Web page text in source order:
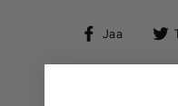
Jaa
Jaa